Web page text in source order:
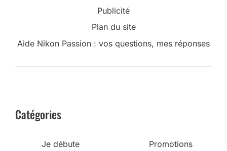
Publicité
Plan du site
Aide Nikon Passion : vos questions, mes réponses
Catégories
Je débute
Promotions